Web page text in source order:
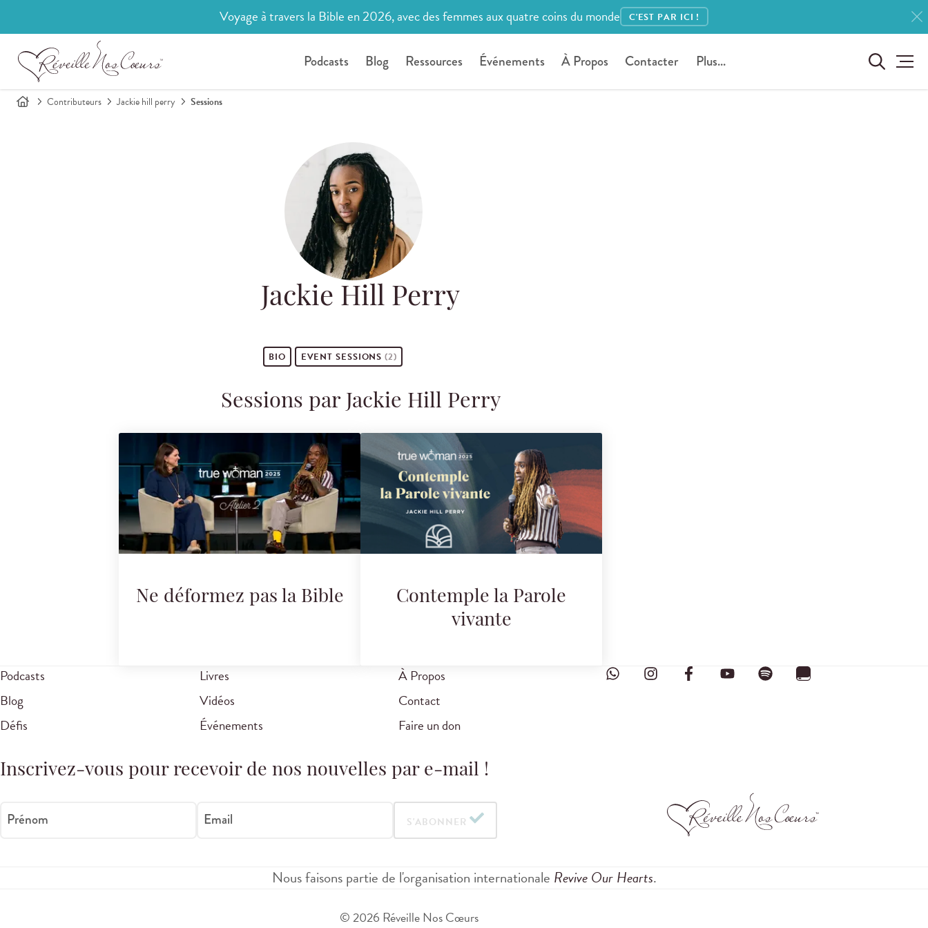
Voyage à travers la Bible en 2026, avec des femmes aux quatre coins du monde C'EST PAR ICI !
Podcasts Blog Ressources Événements À Propos Contacter Plus...
Contributeurs Jackie hill perry Sessions
Jackie Hill Perry
BIO EVENT SESSIONS(2)
Sessions par Jackie Hill Perry
Ne déformez pas la Bible
Contemple la Parole
vivante
Podcasts
Blog
Défis
Livres
Vidéos
Événements
À Propos
Contact
Faire un don
Inscrivez-vous pour recevoir de nos nouvelles par e-mail !
Prénom Email S'ABONNER
Nous faisons partie de l'organisation internationale Revive Our Hearts.
© 2026 Réveille Nos Cœurs